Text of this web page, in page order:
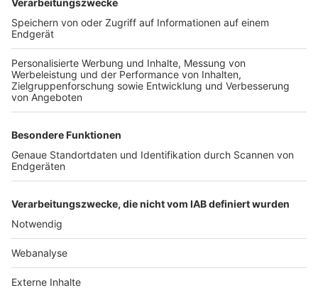
TOP-VEREINE
TOP-PARTNER
Nutzungsbedingungen Datenschutz Impressum